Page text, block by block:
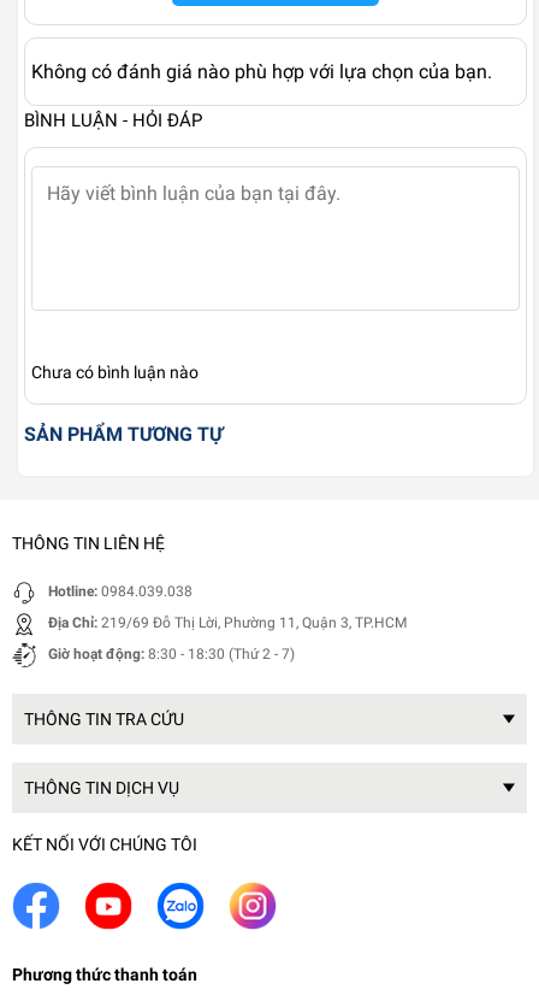
Không có đánh giá nào phù hợp với lựa chọn của bạn.
BÌNH LUẬN - HỎI ĐÁP
Chưa có bình luận nào
SẢN PHẨM TƯƠNG TỰ
THÔNG TIN LIÊN HỆ
Hotline: 0984.039.038
Địa Chỉ: 219/69 Đỗ Thị Lời, Phường 11, Quận 3, TP.HCM
Giờ hoạt động: 8:30 - 18:30 (Thứ 2 - 7)
THÔNG TIN TRA CỨU
THÔNG TIN DỊCH VỤ
KẾT NỐI VỚI CHÚNG TÔI
Phương thức thanh toán